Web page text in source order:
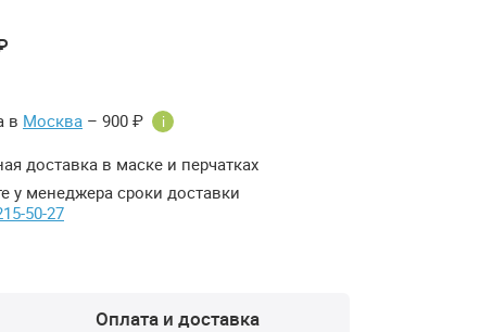
в Москва – 900 ₽ i
доставка в маске и перчатках
у менеджера сроки доставки
50-27
Оплата и доставка